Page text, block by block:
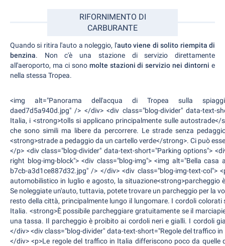
RIFORNIMENTO DI
CARBURANTE
Quando si ritira l'auto a noleggio, l'auto viene di solito riempita di
benzina. Non c'è una stazione di servizio direttamente
all'aeroporto, ma ci sono molte stazioni di servizio nei dintorni e
nella stessa Tropea.
<img alt="Panorama dell'acqua di Tropea sulla spiaggia"
daed7d5a940d.jpg" /> </div> <div class="blog-divider" data-text-
Italia, i <strong>tolls si applicano principalmente sulle autostrade</
che sono simili ma libere da percorrere. Le strade senza
<strong>strade a pedaggio da un cartello verde</strong>. Ci può
</p> <div class="blog-divider" data-text-short="Parking options">
right blog-img-block"> <div class="blog-img"> <img alt="Bella casa
b7cb-a3d1ce887d32.jpg" /> </div> <div class="blog-img-text-
automobilistico in luglio e agosto, la
Se noleggiate un'auto, tuttavia, potete trovare un parcheggio per la
resto della città, principalmente lungo il lungomare. I cordoli
Italia. <strong>È possibile parcheggiare gratuitamente se il
una tassa. Il parcheggio è proibito ai cordoli neri e gialli. I cordoli
</div> <div class="blog-divider" data-text-short="Regole del traffico
</div> <p>Le regole del traffico in Italia differiscono poco da